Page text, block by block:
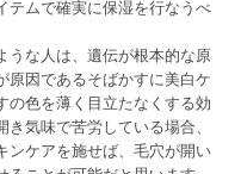
テムで確実に保湿を行なうべ
うな人は、遺伝が根本的な原
原因であるそばかすに美白ケ
の色を薄く目立たなくする効
気味で苦労している場合、
ンケアを施せば、毛穴が開い